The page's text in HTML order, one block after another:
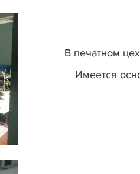
В печатном
Имеется